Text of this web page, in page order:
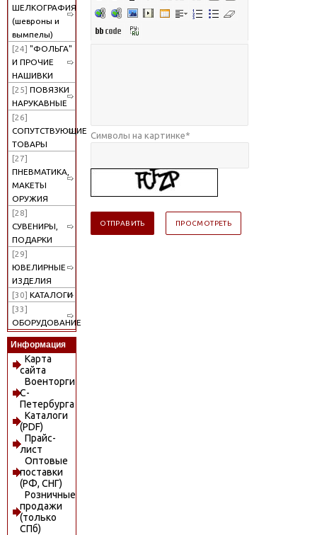
ШЕЛКОГРАФИЯ
(шевроны и
вымпелы)
[24] "ФОЛЬГА"
И ПРОЧИЕ
НАШИВКИ
[25] ПОВЯЗКИ
НАРУКАВНЫЕ
[26]
СОПУТСТВУЮЩИЕ
ТОВАРЫ
[27]
ПНЕВМАТИКА,
МАКЕТЫ
ОРУЖИЯ
[28]
СУВЕНИРЫ,
ПОДАРКИ
[29]
ЮВЕЛИРНЫЕ
ИЗДЕЛИЯ
[30] КАТАЛОГИ
[33]
ОБОРУДОВАНИЕ
Информация
Карта
сайта
Военторги
С-
Петербурга
Каталоги
(PDF)
Прайс-
лист
Оптовые
поставки
(РФ, СНГ)
Розничные
продажи
(только
СПб)
Символы на картинке*